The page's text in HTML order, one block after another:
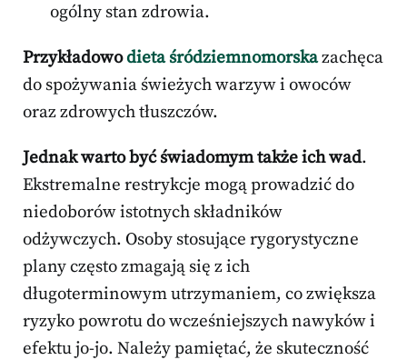
ogólny stan zdrowia.
Przykładowodieta śródziemnomorskazachęca
do spożywania świeżych warzyw i owoców
oraz zdrowych tłuszczów.
Jednak warto być świadomym także ich wad.
Ekstremalne restrykcje mogą prowadzić do
niedoborów istotnych składników
odżywczych. Osoby stosujące rygorystyczne
plany często zmagają się z ich
długoterminowym utrzymaniem, co zwiększa
ryzyko powrotu do wcześniejszych nawyków i
efektu jo-jo. Należy pamiętać, że skuteczność